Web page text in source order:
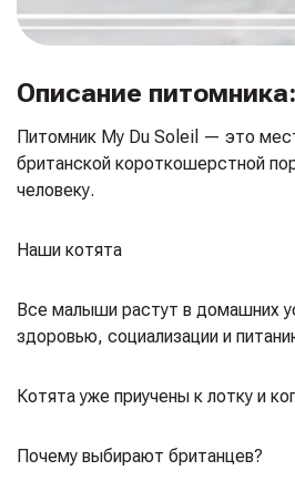
Описание питомника:
Питомник My Du Soleil — это
британской короткошерстной
человеку.
Наши котята
Все малыши растут в домашних
здоровью, социализации и
Котята уже приучены к лотку и
Почему выбирают британцев?